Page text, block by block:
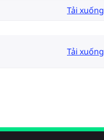
Tải xuống
Tải xuống